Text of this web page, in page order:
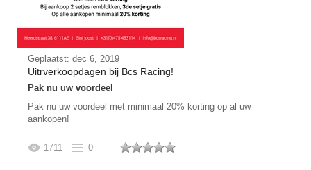
Geplaatst: dec 6, 2019
Uitrverkoopdagen bij Bcs Racing!
Pak nu uw voordeel
Pak nu uw voordeel met minimaal 20% korting op al uw
aankopen!
1711 0